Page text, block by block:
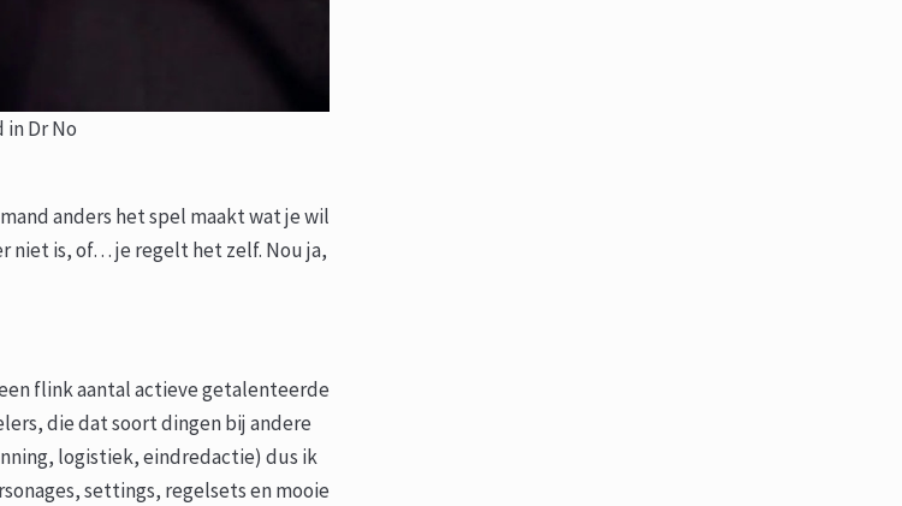
in Dr No
anders het spel maakt wat je wil
niet is, of… je regelt het zelf. Nou ja,
flink aantal actieve getalenteerde
die dat soort dingen bij andere
logistiek, eindredactie) dus ik
settings, regelsets en mooie